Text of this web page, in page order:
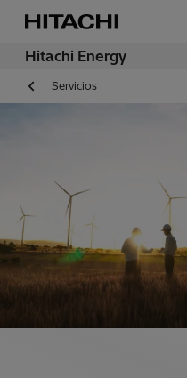
Hitachi Energy
Servicios